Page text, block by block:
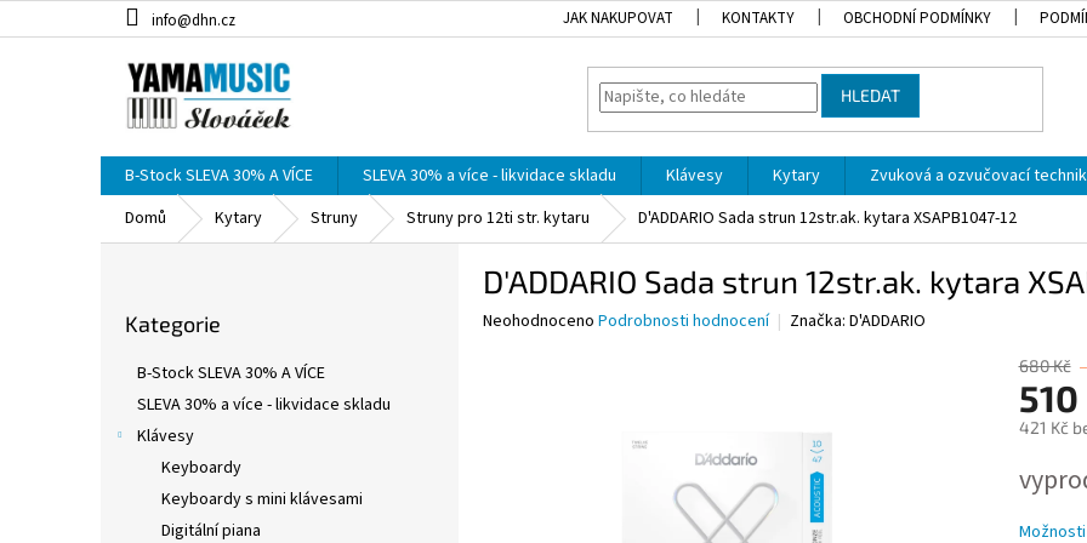
na
info@dhn.cz JAK NAKUPOVAT KONTAKTY OBCHODNÍ PODMÍNKY
HLEDAT
B-Stock SLEVA 30% A VÍCE SLEVA 30% a více - likvidace skladu Klávesy Kytary Zvuková a ozvučovací
Domů
Kytary Struny Struny pro 12ti str. kytaru D'ADDARIO Sada strun 12str.ak. kytara XSAPB1047-12
kategorie
Kategorie
B-Stock SLEVA 30% A VÍCE
SLEVA 30% a více - likvidace skladu
Klávesy
Keyboardy
Keyboardy s mini klávesami
Digitální piana
D'ADDARIO Sada strun 12str.ak. kytara
Průměrné
Neohodnoceno Podrobnosti hodnocení Značka: D'ADDARIO
680 Kč
510
421 Kč
cena: